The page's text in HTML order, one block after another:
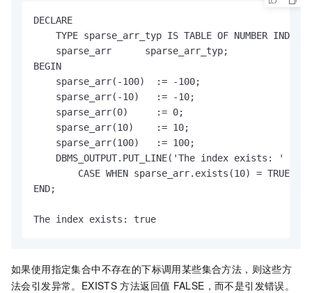
DECLARE
TYPE sparse_arr_typ IS TABLE OF NUMBER INDEX
    sparse_arr      sparse_arr_typ;
BEGIN
    sparse_arr(-100)  := -100;
    sparse_arr(-10)   := -10;
    sparse_arr(0)     := 0;
    sparse_arr(10)    := 10;
    sparse_arr(100)   := 100;
    DBMS_OUTPUT.PUT_LINE('The index exists: ' ||
CASE WHEN sparse_arr.exists(10) = TRUE
END;
The index exists: true
如果使用指定集合中不存在的下标调用某些集合方法，则这些方
法会引发异常。EXISTS 方法返回值 FALSE，而不是引发错误。